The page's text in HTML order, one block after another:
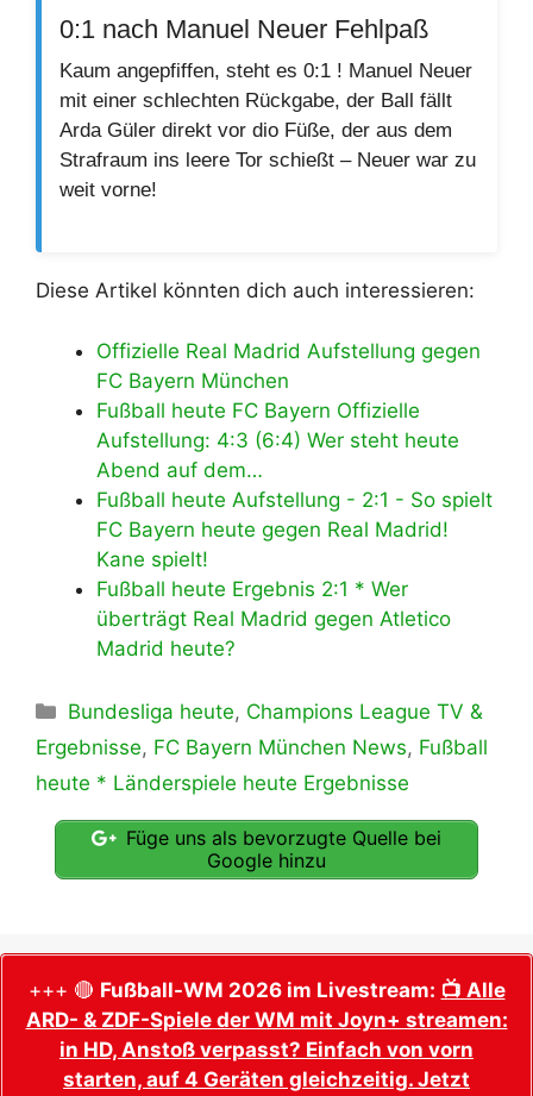
0:1 nach Manuel Neuer Fehlpaß
Kaum angepfiffen, steht es 0:1 ! Manuel Neuer
mit einer schlechten Rückgabe, der Ball fällt
Arda Güler direkt vor dio Füße, der aus dem
Strafraum ins leere Tor schießt – Neuer war zu
weit vorne!
Diese Artikel könnten dich auch interessieren:
Offizielle Real Madrid Aufstellung gegen
FC Bayern München
Fußball heute FC Bayern Offizielle
Aufstellung: 4:3 (6:4) Wer steht heute
Abend auf dem…
Fußball heute Aufstellung - 2:1 - So spielt
FC Bayern heute gegen Real Madrid!
Kane spielt!
Fußball heute Ergebnis 2:1 * Wer
überträgt Real Madrid gegen Atletico
Madrid heute?
Kategorien
Bundesliga heute, Champions League TV &
Ergebnisse, FC Bayern München News, Fußball
heute * Länderspiele heute Ergebnisse
Füge uns als bevorzugte Quelle bei
Google hinzu
+++ 🔴 Fußball-WM 2026 im Livestream: 📺 Alle
ARD- & ZDF-Spiele der WM mit Joyn+ streamen:
in HD, Anstoß verpasst? Einfach von vorn
starten, auf 4 Geräten gleichzeitig. Jetzt